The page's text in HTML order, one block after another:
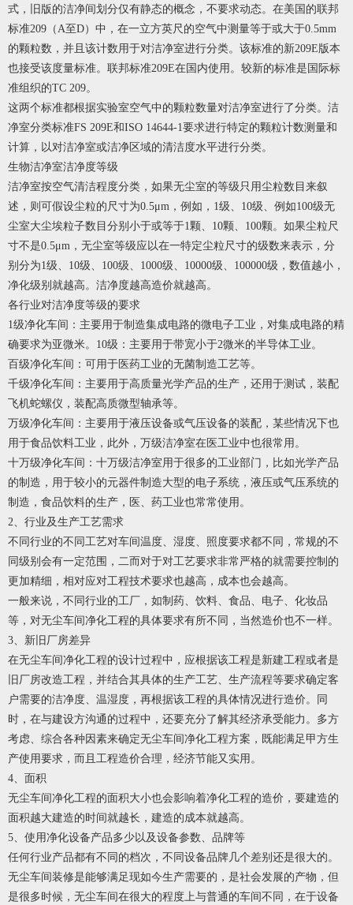
式，旧版的洁净间划分仅有静态的概念，不要求动态。在美国的联邦
标准209（A至D）中，在一立方英尺的空气中测量等于或大于0.5mm
的颗粒数，并且该计数用于对洁净室进行分类。该标准的新209E版本
也接受该度量标准。联邦标准209E在国内使用。较新的标准是国际标
准组织的TC 209。
这两个标准都根据实验室空气中的颗粒数量对洁净室进行了分类。洁
净室分类标准FS 209E和ISO 14644-1要求进行特定的颗粒计数测量和
计算，以对洁净室或洁净区域的清洁度水平进行分类。
生物洁净室洁净度等级
洁净室按空气清洁程度分类，如果无尘室的等级只用尘粒数目来叙
述，则可假设尘粒的尺寸为0.5μm，例如，1级、10级、例如100级无
尘室大尘埃粒子数目分别小于或等于1颗、10颗、100颗。如果尘粒尺
寸不是0.5μm，无尘室等级应以在一特定尘粒尺寸的级数来表示，分
别分为1级、10级、100级、1000级、10000级、100000级，数值越小，
净化级别就越高。洁净度越高造价就越高。
各行业对洁净度等级的要求
1级净化车间：主要用于制造集成电路的微电子工业，对集成电路的精
确要求为亚微米。10级：主要用于带宽小于2微米的半导体工业。
百级净化车间：可用于医药工业的无菌制造工艺等。
千级净化车间：主要用于高质量光学产品的生产，还用于测试，装配
飞机蛇螺仪，装配高质微型轴承等。
万级净化车间：主要用于液压设备或气压设备的装配，某些情况下也
用于食品饮料工业，此外，万级洁净室在医工业中也很常用。
十万级净化车间：十万级洁净室用于很多的工业部门，比如光学产品
的制造，用于较小的元器件制造大型的电子系统，液压或气压系统的
制造，食品饮料的生产，医、药工业也常常使用。
2、行业及生产工艺需求
不同行业的不同工艺对车间温度、湿度、照度要求都不同，常规的不
同级别会有一定范围，二而对于对工艺要求非常严格的就需要控制的
更加精细，相对应对工程技术要求也越高，成本也会越高。
一般来说，不同行业的工厂，如制药、饮料、食品、电子、化妆品
等，对无尘车间净化工程的具体要求有所不同，当然造价也不一样。
3、新旧厂房差异
在无尘车间净化工程的设计过程中，应根据该工程是新建工程或者是
旧厂房改造工程，并结合其具体的生产工艺、生产流程等要求确定客
户需要的洁净度、温湿度，再根据该工程的具体情况进行造价。同
时，在与建设方沟通的过程中，还要充分了解其经济承受能力。多方
考虑、综合各种因素来确定无尘车间净化工程方案，既能满足甲方生
产使用要求，而且工程造价合理，经济节能又实用。
4、面积
无尘车间净化工程的面积大小也会影响着净化工程的造价，要建造的
面积越大建造的时间就越长，建造的成本就越高。
5、使用净化设备产品多少以及设备参数、品牌等
任何行业产品都有不同的档次，不同设备品牌几个差别还是很大的。
无尘车间装修是能够满足现如今生产需要的，是社会发展的产物，但
是很多时候，无尘车间在很大的程度上与普通的车间不同，在于设备